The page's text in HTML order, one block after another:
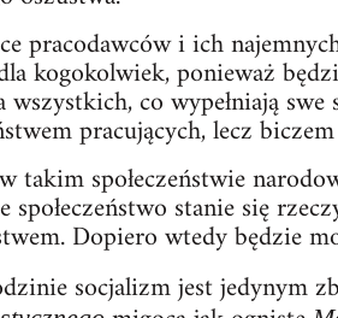
pracodawców i ich
kogokolwiek, ponieważ
co wypełniają
pracujących, lecz
takim społeczeństwie
społeczeństwo stanie się
Dopiero wtedy będzie
socjalizm jest jedynym